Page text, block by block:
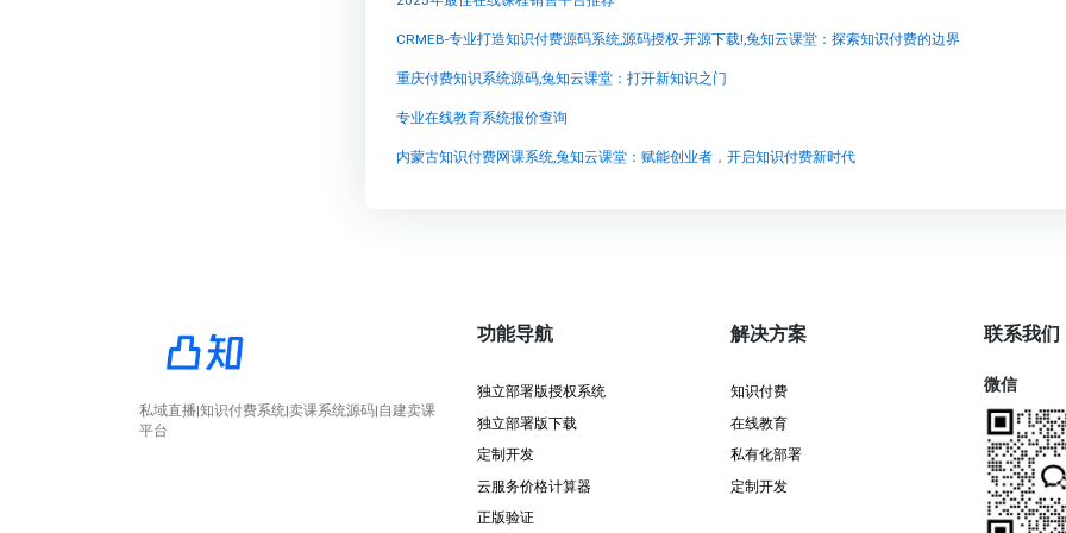
CRMEB-专业打造知识付费源码系统,源码授权-开源下载!,兔知云课堂：探索知识付费的边界
重庆付费知识系统源码,兔知云课堂：打开新知识之门
专业在线教育系统报价查询
内蒙古知识付费网课系统,兔知云课堂：赋能创业者，开启知识付费新时代
私域直播|知识付费系统|卖课系统源码|自建卖课
平台
功能导航
独立部署版授权系统
独立部署版下载
定制开发
云服务价格计算器
正版验证
解决方案
知识付费
在线教育
私有化部署
定制开发
联系我们
微信